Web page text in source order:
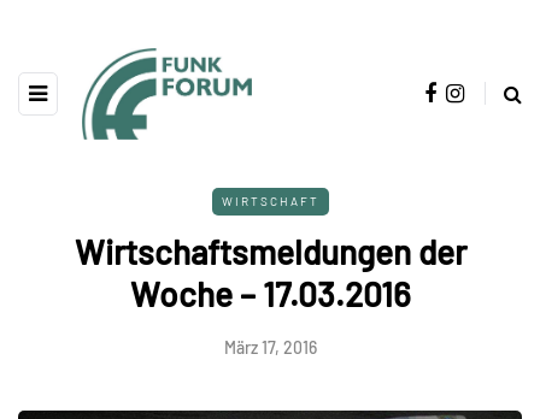
WIRTSCHAFT
Wirtschaftsmeldungen der
Woche – 17.03.2016
März 17, 2016